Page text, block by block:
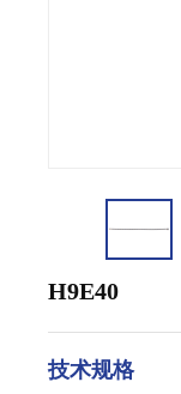
H9E40
技术规格